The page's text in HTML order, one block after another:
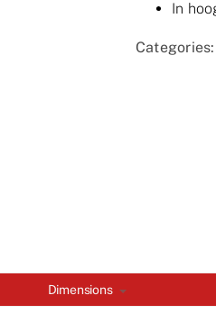
In
Categories:
Dimensions